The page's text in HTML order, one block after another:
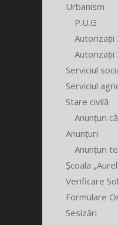
Urbanism
P.U.G
Autorizații
Autorizații
Serviciul
Serviciul
Stare civilă
Anunțuri
Anunțuri
Anunțuri
Școala
Verificare
Formulare
Sesizări